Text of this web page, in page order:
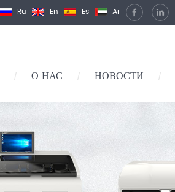
Ru En Es Ar
/ О НАС / НОВОСТИ /